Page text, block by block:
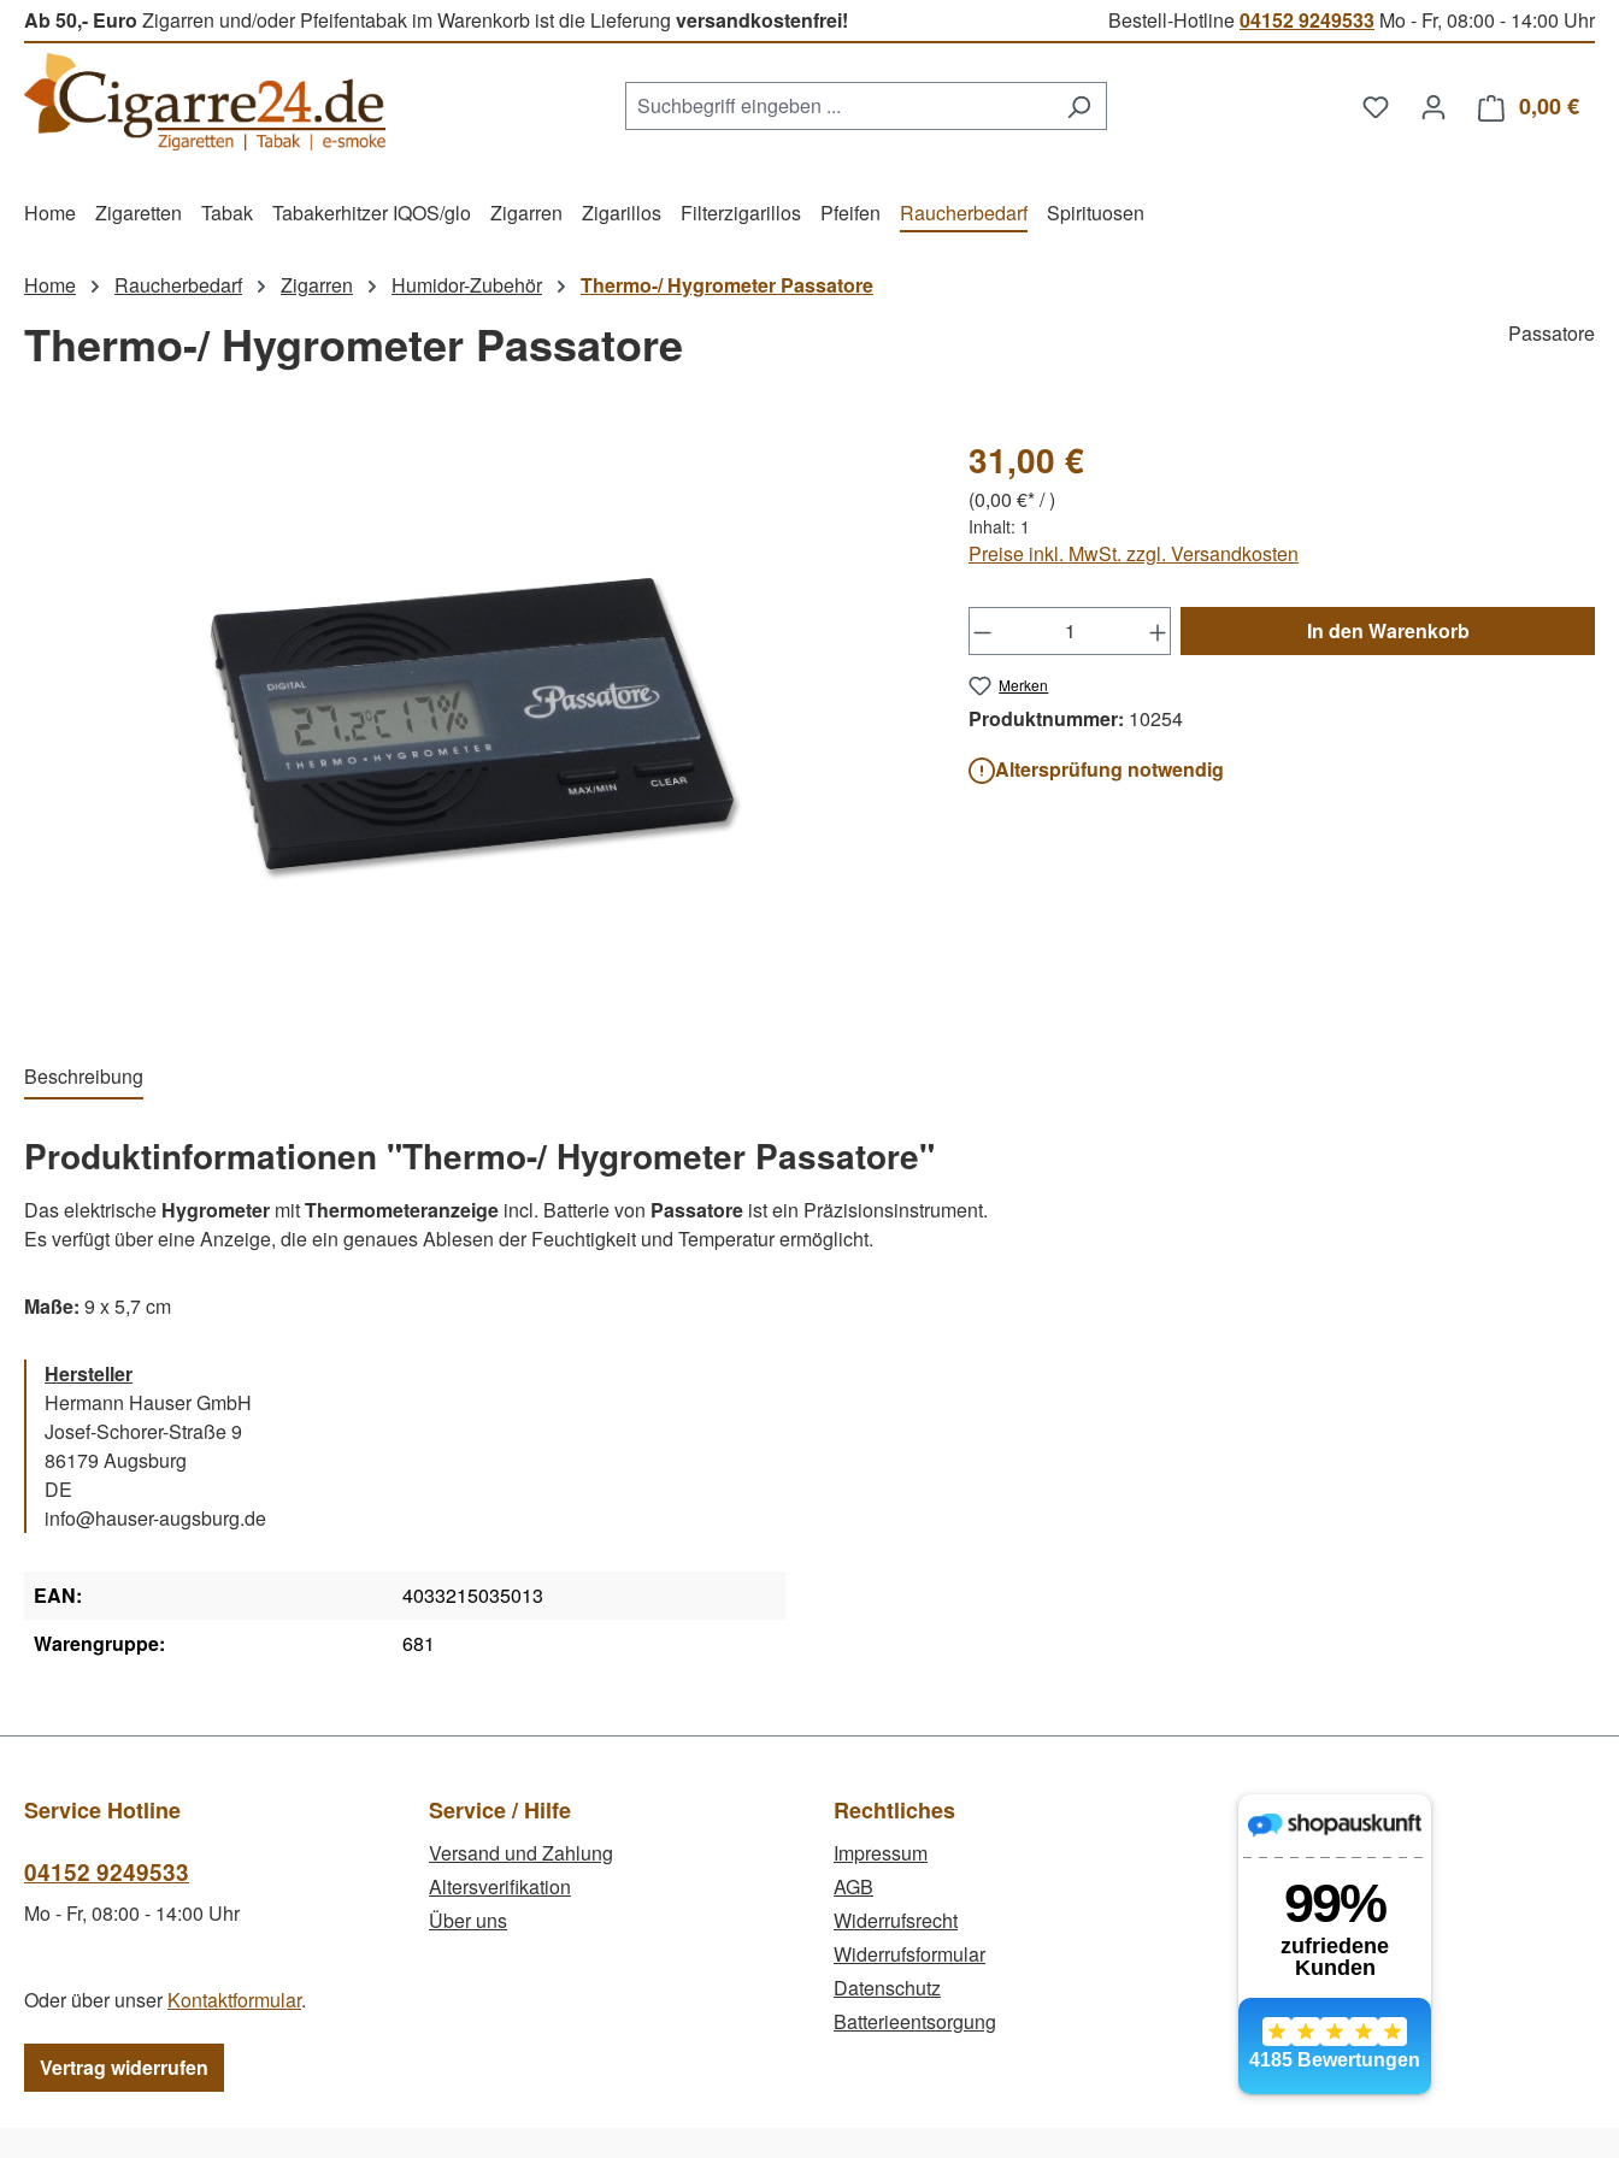
Hauptinhalt springen
Zur Suche springen
Zur Hauptnavigation springen
Ab 50,- Euro Zigarren und/oder Pfeifentabak im Warenkorb ist die Lieferung versandkostenfrei! Bestell-Hotline04152 9249533 Mo - Fr, 08:00 - 14:00 Uhr
Du hast 0 Produkte auf
0,00 €
Home Zigaretten Tabak Tabakerhitzer IQOS/glo Zigarren Zigarillos Filterzigarillos Pfeifen Raucherbedarf Spirituosen
Home Raucherbedarf Zigarren Humidor-Zubehör Thermo-/ Hygrometer Passatore
Thermo-/ Hygrometer Passatore Passatore
31,00 €
(0,00 €* / )
Inhalt: 1
Preise inkl. MwSt. zzgl. Versandkosten
Produkt Anzahl: Gib den gewünschten Wert ein
In den Warenkorb
Merken
Produktnummer: 10254
Altersprüfung notwendig
Beschreibung
Produktinformationen "Thermo-/ Hygrometer Passatore"
Das elektrische Hygrometer mitThermometeranzeige incl. Batterie von Passatore ist ein Präzisionsinstrument.
Es verfügt über eine Anzeige, die ein genaues Ablesen der Feuchtigkeit und Temperatur ermöglicht.
Maße: 9 x 5,7 cm
Hersteller
Hermann Hauser GmbH
Josef-Schorer-Straße 9
86179 Augsburg
DE
info@hauser-augsburg.de
EAN:
4033215035013
Warengruppe:
681
Service Hotline
04152 9249533
Mo - Fr, 08:00 - 14:00 Uhr
Oder über unserKontaktformular.
Vertrag widerrufen
Service / Hilfe
Versand und Zahlung
Altersverifikation
Über uns
Rechtliches
Impressum
AGB
Widerrufsrecht
Widerrufsformular
Datenschutz
Batterieentsorgung